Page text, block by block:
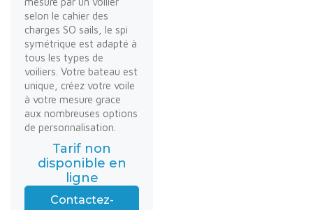
selon le cahier des
charges SO sails, le spi
symétrique est adapté à
tous les types de
voiliers. Votre bateau est
unique, créez votre voile
à votre mesure grace
aux nombreuses options
de personnalisation.
Tarif non
disponible en
ligne
Contactez-